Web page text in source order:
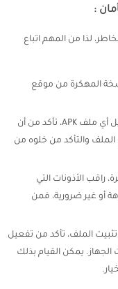
لذا من المهم اتباع
المهكرة من موقع
قبل تحميل أي ملف APK، تأكد من أن
والتأكد من خلوه من
راقب الأذونات التي
أو غير ضرورية، فمن
الملف، تأكد من تفعيل
يمكن القيام بذلك